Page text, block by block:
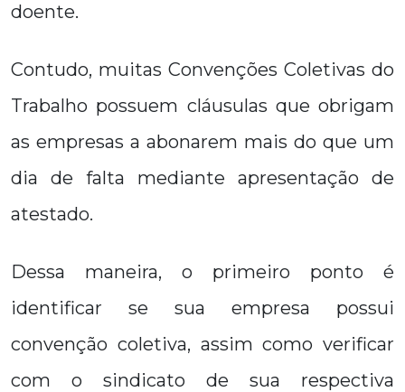
doente.
Contudo, muitas Convenções Coletivas do
Trabalho possuem cláusulas que obrigam
as empresas a abonarem mais do que um
dia de falta mediante apresentação de
atestado.
Dessa maneira, o primeiro ponto é
identificar se sua empresa possui
convenção coletiva, assim como verificar
com o sindicato de sua respectiva